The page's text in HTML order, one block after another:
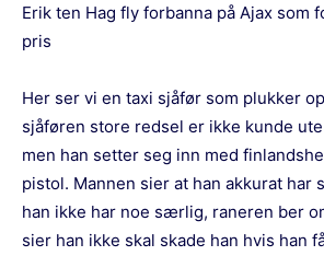
Erik ten Hag fly forbanna på Ajax som
pris
Her ser vi en taxi sjåfør som plukker
sjåføren store redsel er ikke kunde
men han setter seg inn med
pistol. Mannen sier at han akkurat har
han ikke har noe særlig, raneren ber
sier han ikke skal skade han hvis han